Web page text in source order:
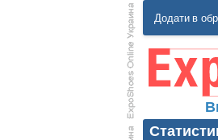
Додати в